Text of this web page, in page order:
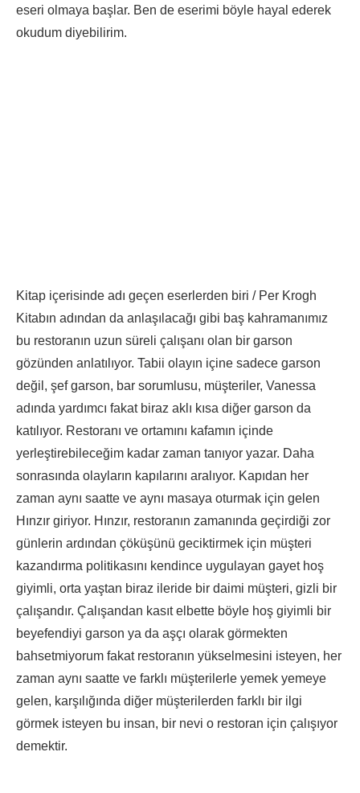
eseri olmaya başlar. Ben de eserimi böyle hayal ederek
okudum diyebilirim.
Kitap içerisinde adı geçen eserlerden biri / Per Krogh
Kitabın adından da anlaşılacağı gibi baş kahramanımız
bu restoranın uzun süreli çalışanı olan bir garson
gözünden anlatılıyor. Tabii olayın içine sadece garson
değil, şef garson, bar sorumlusu, müşteriler, Vanessa
adında yardımcı fakat biraz aklı kısa diğer garson da
katılıyor. Restoranı ve ortamını kafamın içinde
yerleştirebileceğim kadar zaman tanıyor yazar. Daha
sonrasında olayların kapılarını aralıyor. Kapıdan her
zaman aynı saatte ve aynı masaya oturmak için gelen
Hınzır giriyor. Hınzır, restoranın zamanında geçirdiği zor
günlerin ardından çöküşünü geciktirmek için müşteri
kazandırma politikasını kendince uygulayan gayet hoş
giyimli, orta yaştan biraz ileride bir daimi müşteri, gizli bir
çalışandır. Çalışandan kasıt elbette böyle hoş giyimli bir
beyefendiyi garson ya da aşçı olarak görmekten
bahsetmiyorum fakat restoranın yükselmesini isteyen, her
zaman aynı saatte ve farklı müşterilerle yemek yemeye
gelen, karşılığında diğer müşterilerden farklı bir ilgi
görmek isteyen bu insan, bir nevi o restoran için çalışıyor
demektir.